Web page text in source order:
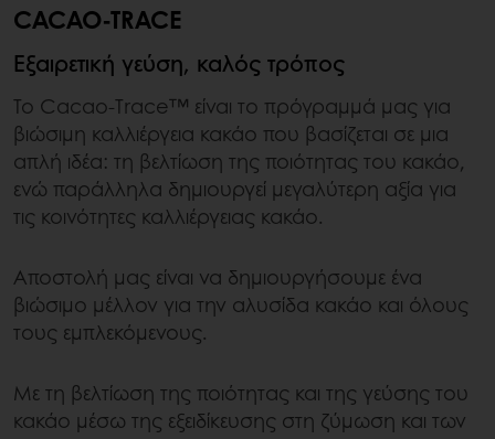
CACAO-TRACE
Εξαιρετική γεύση, καλός τρόπος
Το Cacao-Trace™ είναι το πρόγραμμά μας για
βιώσιμη καλλιέργεια κακάο που βασίζεται σε μια
απλή ιδέα: τη βελτίωση της ποιότητας του κακάο,
ενώ παράλληλα δημιουργεί μεγαλύτερη αξία για
τις κοινότητες καλλιέργειας κακάο.
Αποστολή μας είναι να δημιουργήσουμε ένα
βιώσιμο μέλλον για την αλυσίδα κακάο και όλους
τους εμπλεκόμενους.
Με τη βελτίωση της ποιότητας και της γεύσης του
κακάο μέσω της εξειδίκευσης στη ζύμωση και των